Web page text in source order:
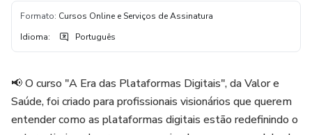
Formato: Cursos Online e Serviços de Assinatura
Idioma: Português
📢 O curso "A Era das Plataformas Digitais", da Valor e
Saúde, foi criado para profissionais visionários que querem
entender como as plataformas digitais estão redefinindo o